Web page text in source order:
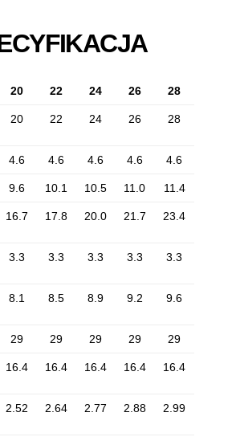
20 22 24 26 28
20 22 24 26 28
4.6 4.6 4.6 4.6 4.6
9.6 10.1 10.5 11.0 11.4
16.7 17.8 20.0 21.7 23.4
3.3 3.3 3.3 3.3 3.3
8.1 8.5 8.9 9.2 9.6
29 29 29 29 29
16.4 16.4 16.4 16.4 16.4
2.52 2.64 2.77 2.88 2.99